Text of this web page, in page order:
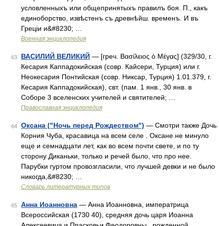
условленныхъ или общепринятыхъ правилъ боя. П., какъ
единоборство, извѣстенъ съ древнѣйш. временъ. И въ
Греціи и&#8230; …
Военная энциклопедия
63 ВАСИЛИЙ ВЕЛИКИЙ — [греч. Βασίλειος ὁ Μέγας] (329/30, г.
Кесария Каппадокийская (совр. Кайсери, Турция) или г.
Неокесария Понтийская (совр. Никсар, Турция) 1.01.379, г.
Кесария Каппадокийская), свт. (пам. 1 янв., 30 янв. в
Соборе 3 вселенских учителей и святителей; …
Православная энциклопедия
64 Оксана ("Ночь перед Рождеством") — Смотри также Дочь
Корния Чуба, красавица на всем селе . Оксане не минуло
еще и семнадцати лет, как во всем почти свете, и по ту
сторону Диканьки, только и речей было, что про нее.
Парубки гуртом провозгласили, что лучшей девки и не было
никогда,&#8230; …
Словарь литературных типов
65 Анна Иоанновна — Анна Иоанновна, императрица
Всероссийская (1730 40), средняя дочь царя Иоанна